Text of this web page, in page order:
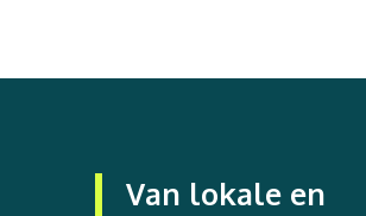
Van lokale en